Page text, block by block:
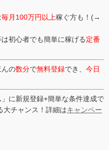
毎月100万円以上稼ぐ方も！(→
は初心者でも簡単に稼げる定番
んの数分で無料登録でき、 今日
」に新規登録+簡単な条件達成で
大チャンス！詳細はキャンペー